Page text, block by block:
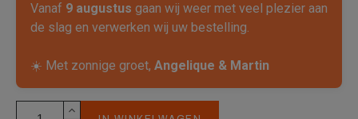
Vanaf 9 augustus gaan wij weer met veel plezier aan
de slag en verwerken wij uw bestelling.
☀️ Met zonnige groet, Angelique & Martin